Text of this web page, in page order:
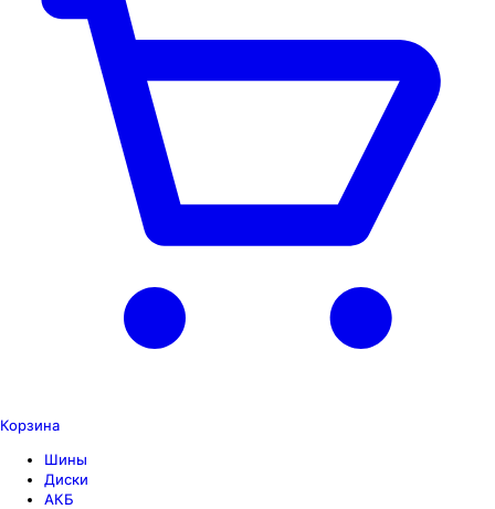
Корзина
Шины
Диски
АКБ